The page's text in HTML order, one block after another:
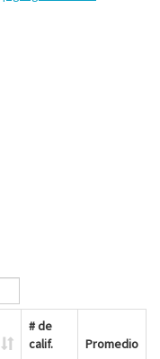
# de
calif.
Promedio